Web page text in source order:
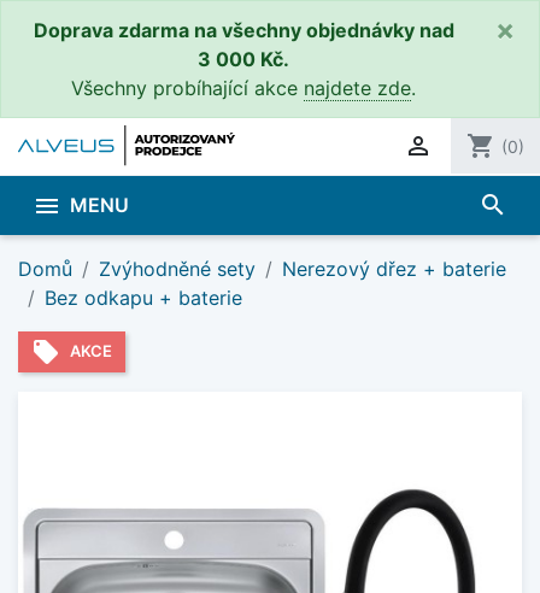
Doprava zdarma na všechny objednávky nad
3 000 Kč.
Všechny probíhající akce najdete zde.
×
 shopping_cart (0)
 MENU search
Domů Zvýhodněné sety
Nerezový dřez + baterie
Bez odkapu + baterie
local_offer AKCE